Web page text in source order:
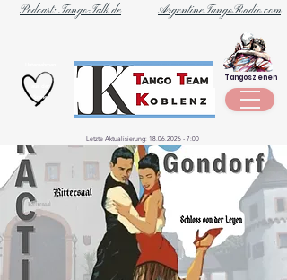
ArgentineTangoRadio.com
Podcast: Tango-Talk.de
Szene
Tangoszenen
Letzte Aktualisierung: 18.06.2026 - 7:00